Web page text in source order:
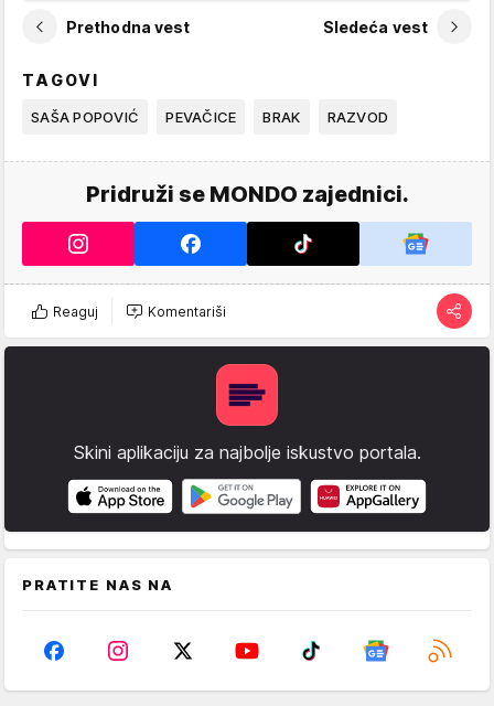
Prethodna vest Sledeća vest
TAGOVI
SAŠA POPOVIĆ PEVAČICE BRAK RAZVOD
Pridruži se MONDO zajednici.
Reaguj Komentariši
Skini aplikaciju za najbolje iskustvo portala.
PRATITE NAS NA